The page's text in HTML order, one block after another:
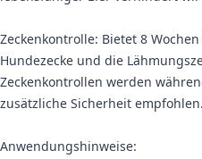
Zeckenkontrolle: Bietet 8
Hundezecke und die
Zeckenkontrollen werden
zusätzliche Sicherheit empfohlen.
Anwendungshinweise: